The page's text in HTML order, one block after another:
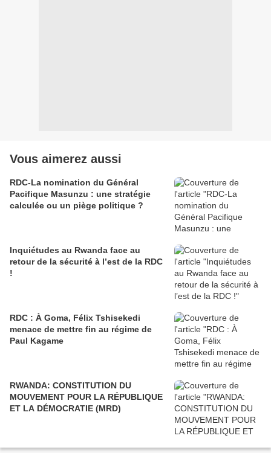
Vous aimerez aussi
RDC-La nomination du Général
Pacifique Masunzu : une stratégie
calculée ou un piège politique ?
Inquiétudes au Rwanda face au
retour de la sécurité à l’est de la RDC
!
RDC : À Goma, Félix Tshisekedi
menace de mettre fin au régime de
Paul Kagame
RWANDA: CONSTITUTION DU
MOUVEMENT POUR LA RÉPUBLIQUE
ET LA DÉMOCRATIE (MRD)